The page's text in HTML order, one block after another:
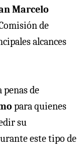
Marcelo
de
alcances
de
para quienes
su
este tipo de